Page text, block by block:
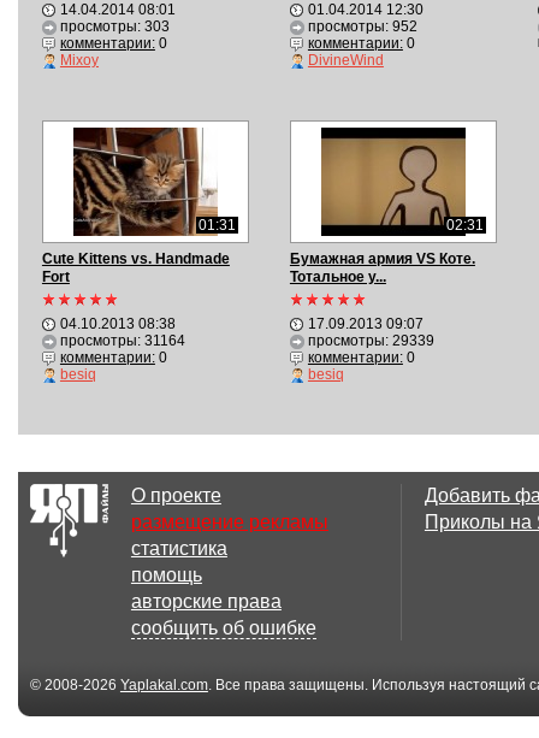
14.04.2014 08:01
просмотры: 303
комментарии:0
Mixoy
01.04.2014 12:30
просмотры: 952
комментарии:0
DivineWind
01:31
Cute Kittens vs. Handmade
Fort
04.10.2013 08:38
просмотры: 31164
комментарии:0
besiq
02:31
Бумажная армия VS Коте.
Тотальное у...
17.09.2013 09:07
просмотры: 29339
комментарии:0
besiq
О проекте
размещение рекламы
статистика
помощь
авторские права
сообщить об ошибке
Добавить
Приколы
© 2008-2026 Yaplakal.com. Все права защищены. Используя настоящий